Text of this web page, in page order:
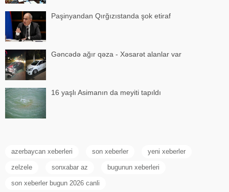
Paşinyandan Qırğızıstanda şok etiraf
Gəncədə ağır qəza - Xəsarət alanlar var
16 yaşlı Asimanın da meyiti tapıldı
azerbaycan xeberleri son xeberler yeni xeberler
zelzele sonxabar az bugunun xeberleri
son xeberler bugun 2026 canli